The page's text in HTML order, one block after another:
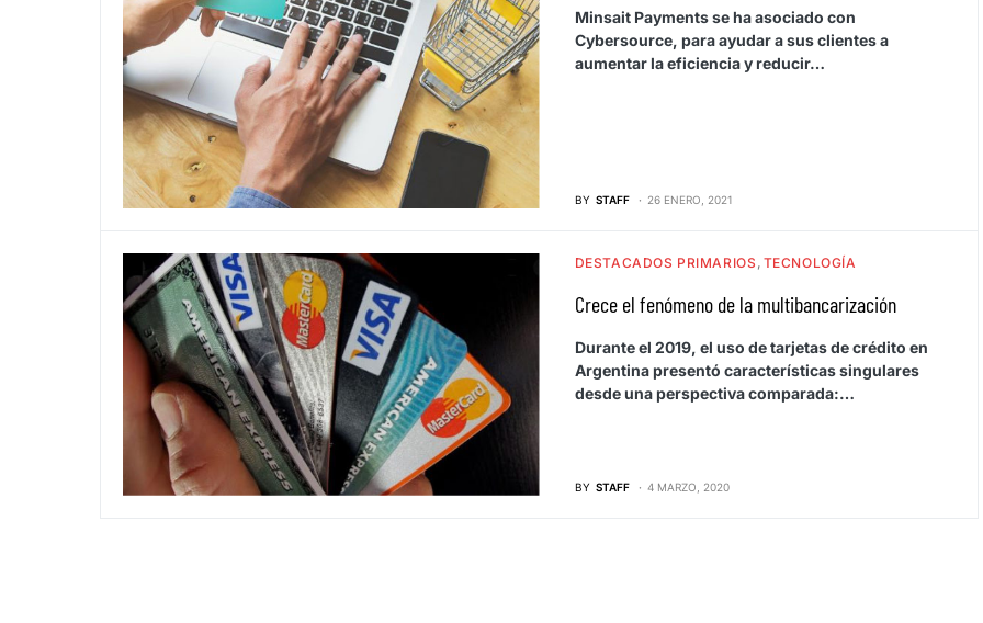
Minsait Payments se ha asociado con
Cybersource, para ayudar a sus clientes a
aumentar la eficiencia y reducir…
BY STAFF 26 ENERO, 2021
DESTACADOS PRIMARIOS TECNOLOGÍA
Crece el fenómeno de la multibancarización
Durante el 2019, el uso de tarjetas de crédito en
Argentina presentó características singulares
desde una perspectiva comparada:…
BY STAFF 4 MARZO, 2020